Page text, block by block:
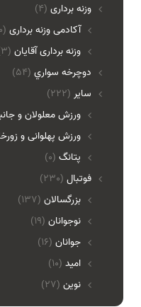
(4) وزنه برداری
آکادمی وزنه برداری (0)
وزنه برداری آقایان (3)
(54) دوچرخه سواري
(222) ساير
ورزش معلولان و
ورزش پهلوانی و
پتانگ (0)
(230) فوتبال
بزرگسالان (137)
نوجوانان (19)
جوانان (16)
امید (10)
نوین (27)